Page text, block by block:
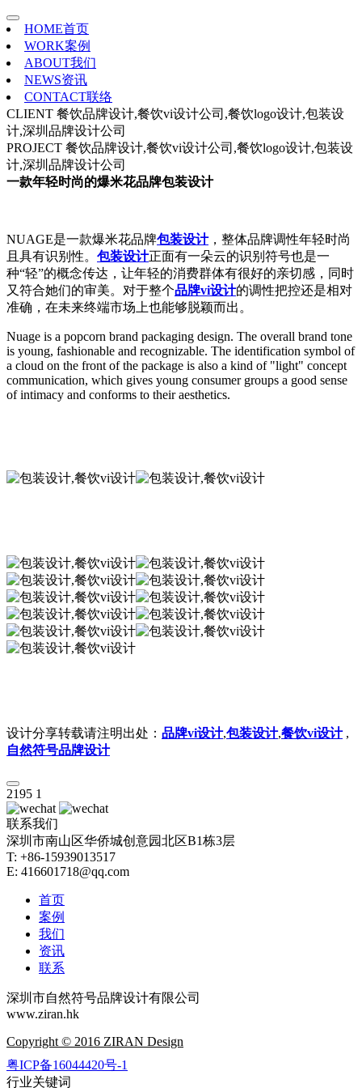
HOME首页
WORK案例
ABOUT我们
NEWS资讯
CONTACT联络
CLIENT 餐饮品牌设计,餐饮vi设计公司,餐饮logo设计,包装设
计,深圳品牌设计公司
PROJECT 餐饮品牌设计,餐饮vi设计公司,餐饮logo设计,包装设
计,深圳品牌设计公司
一款年轻时尚的爆米花品牌包装设计
NUAGE是一款爆米花品牌包装设计，整体品牌调性年轻时尚
且具有识别性。 包装设计正面有一朵云的识别符号也是一
种“轻”的概念传达，让年轻的消费群体有很好的亲切感，同时
又符合她们的审美。对于整个品牌vi设计的调性把控还是相对
准确，在未来终端市场上也能够脱颖而出。
Nuage is a popcorn brand packaging design. The overall brand tone
is young, fashionable and recognizable. The identification symbol of
a cloud on the front of the package is also a kind of "light" concept
communication, which gives young consumer groups a good sense
of intimacy and conforms to their aesthetics.
设计分享转载请注明出处： 品牌vi设计,包装设计,餐饮vi设计,
自然符号品牌设计
2195 1
联系我们
深圳市南山区华侨城创意园北区B1栋3层
T: +86-15939013517
E: 416601718@qq.com
首页
案例
我们
资讯
联系
深圳市自然符号品牌设计有限公司
www.ziran.hk
Copyright © 2016 ZIRAN Design
粤ICP备16044420号-1
行业关键词